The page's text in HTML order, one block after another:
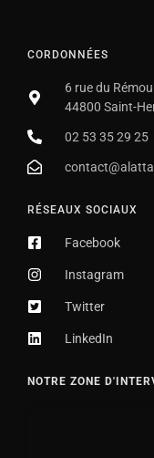
CORDONNÉES
6 rue du
44800 Saint-
02 53 35 29 25
RÉSEAUX SOCIAUX
Facebook
Instagram
Twitter
LinkedIn
NOTRE ZONE